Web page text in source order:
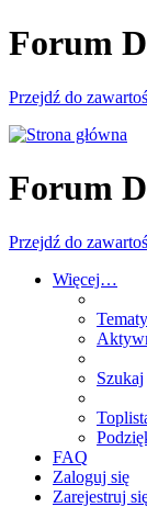
Forum
Przejdź do
Forum
Przejdź do
Więcej…
Szukaj
FAQ
Zaloguj się
Zarejestruj